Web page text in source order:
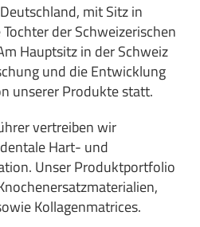
mit Sitz in
der Schweizerischen
Hauptsitz in der Schweiz
und die Entwicklung
unserer Produkte statt.
vertreiben wir
Hart- und
Unser Produktportfolio
Kollagenmatrices.